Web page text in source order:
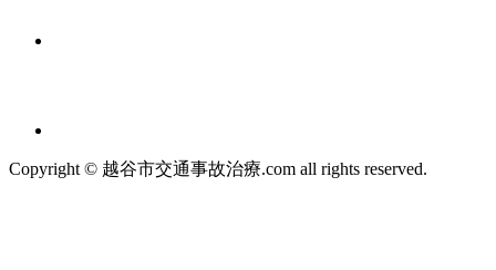
Copyright © 越谷市交通事故治療.com all rights reserved.